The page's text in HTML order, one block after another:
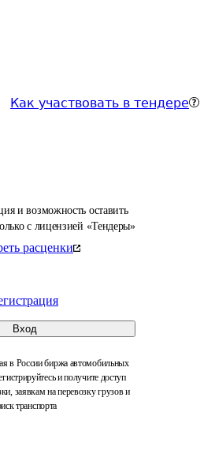
Как участвовать в тендере
и возможность оставить
с лицензией «Тендеры»
расценки
Вход
в России биржа автомобильных
и получите доступ
заявкам на перевозку грузов и
транспорта